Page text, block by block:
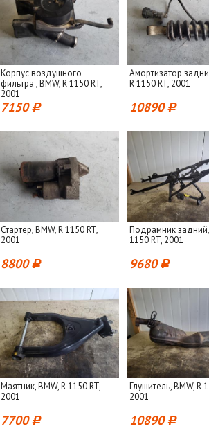
Корпус воздушного
фильтра , BMW, R 1150 RT,
2001
7150
Амортизатор
R 1150 RT, 2001
10890
Стартер, BMW, R 1150 RT,
2001
8800
Подрамник задний,
1150 RT, 2001
9680
Маятник, BMW, R 1150 RT,
2001
7700
Глушитель, BMW, R
2001
10890